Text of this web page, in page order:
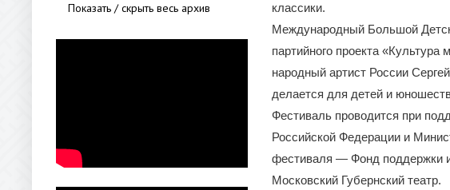
Показать / скрыть весь архив
классики.
Международный Большой
партийного проекта
народный артист России
делается для детей и
Фестиваль проводится при
Российской Федерации и
фестиваля — Фонд поддержки и
Московский Губернский театр.